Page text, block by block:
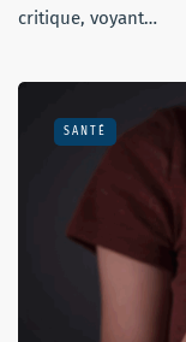
critique, voyant…
SANTÉ